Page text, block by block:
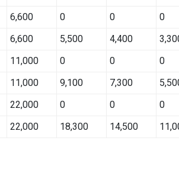
6,600 0 0
0
6,600 5,500 4,400
11,000 0 0
0
11,000 9,100 7,300
22,000 0 0
0
22,000 18,300 14,500